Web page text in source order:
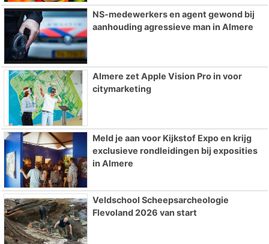
NS-medewerkers en agent gewond bij
aanhouding agressieve man in Almere
Almere zet Apple Vision Pro in voor
citymarketing
Meld je aan voor Kijkstof Expo en krijg
exclusieve rondleidingen bij exposities
in Almere
Veldschool Scheepsarcheologie
Flevoland 2026 van start